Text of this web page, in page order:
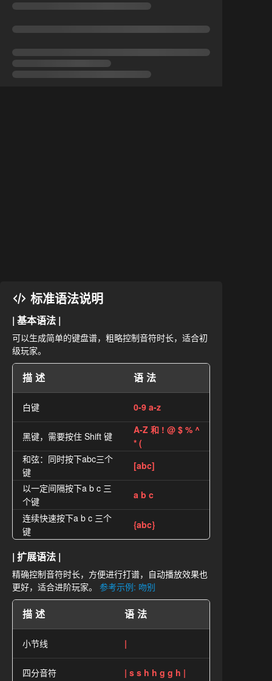
标准语法说明
| 基本语法 |
可以生成简单的键盘谱，粗略控制音符时长，适合初
级玩家。
描述 语法
白键 0-9 a-z
黑键，需要按住 Shift 键
A-Z 和 ! @ $ % ^
* (
和弦：同时按下abc三个
键
[abc]
以一定间隔按下a b c 三
个键
a b c
连续快速按下a b c 三个
键
{abc}
| 扩展语法 |
精确控制音符时长，方便进行打谱，自动播放效果也
更好，适合进阶玩家。参考示例: 吻别
描述 语法
小节线 |
四分音符 | s s h h g g h |